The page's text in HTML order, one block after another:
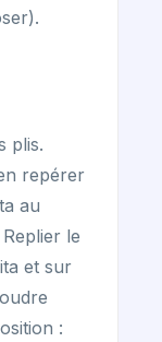
plis.
repérer
au
le
et sur
: